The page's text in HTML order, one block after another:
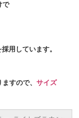
で
採用しています。
すので、 サイズ